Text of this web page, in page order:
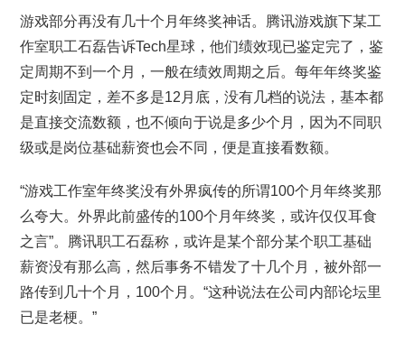
游戏部分再没有几十个月年终奖神话。腾讯游戏旗下某工
作室职工石磊告诉Tech星球，他们绩效现已鉴定完了，鉴
定周期不到一个月，一般在绩效周期之后。每年年终奖鉴
定时刻固定，差不多是12月底，没有几档的说法，基本都
是直接交流数额，也不倾向于说是多少个月，因为不同职
级或是岗位基础薪资也会不同，便是直接看数额。
“游戏工作室年终奖没有外界疯传的所谓100个月年终奖那
么夸大。外界此前盛传的100个月年终奖，或许仅仅耳食
之言”。腾讯职工石磊称，或许是某个部分某个职工基础
薪资没有那么高，然后事务不错发了十几个月，被外部一
路传到几十个月，100个月。“这种说法在公司内部论坛里
已是老梗。”